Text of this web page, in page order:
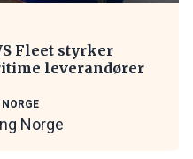
Fleet styrker
leverandører
Norge